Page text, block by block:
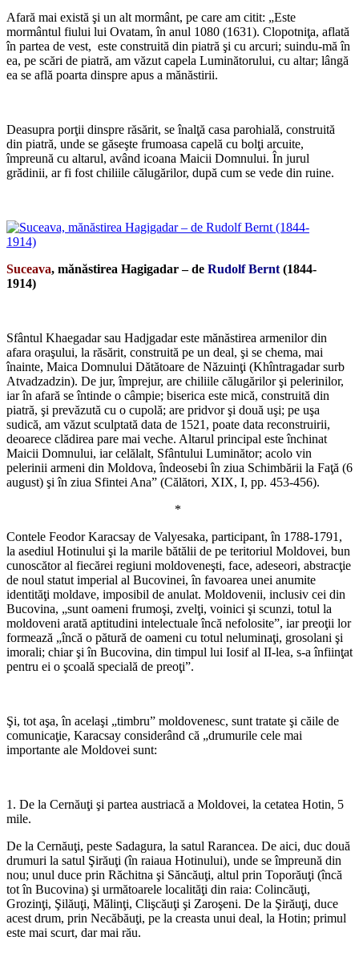
Afară mai există şi un alt mormânt, pe care am citit: „Este
mormântul fiului lui Ovatam, în anul 1080 (1631). Clopotniţa, aflată
în partea de vest, este construită din piatră şi cu arcuri; suindu-mă în
ea, pe scări de piatră, am văzut capela Luminătorului, cu altar; lângă
ea se află poarta dinspre apus a mănăstirii.
Deasupra porţii dinspre răsărit, se înalţă casa parohială, construită
din piatră, unde se găseşte frumoasa capelă cu bolţi arcuite,
împreună cu altarul, având icoana Maicii Domnului. În jurul
grădinii, ar fi fost chiliile călugărilor, după cum se vede din ruine.
Suceava, mănăstirea Hagigadar – de Rudolf Bernt (1844-
1914)
Sfântul Khaegadar sau Hadjgadar este mănăstirea armenilor din
afara oraşului, la răsărit, construită pe un deal, şi se chema, mai
înainte, Maica Domnului Dătătoare de Năzuinţi (Khîntragadar surb
Atvadzadzin). De jur, împrejur, are chiliile călugărilor şi pelerinilor,
iar în afară se întinde o câmpie; biserica este mică, construită din
piatră, şi prevăzută cu o cupolă; are pridvor şi două uşi; pe uşa
sudică, am văzut sculptată data de 1521, poate data reconstruirii,
deoarece clădirea pare mai veche. Altarul principal este închinat
Maicii Domnului, iar celălalt, Sfântului Luminător; acolo vin
pelerinii armeni din Moldova, îndeosebi în ziua Schimbării la Faţă (6
august) şi în ziua Sfintei Ana” (Călători, XIX, I, pp. 453-456).
*
Contele Feodor Karacsay de Valyesaka, participant, în 1788-1791,
la asediul Hotinului şi la marile bătălii de pe teritoriul Moldovei, bun
cunoscător al fiecărei regiuni moldoveneşti, face, adeseori, abstracţie
de noul statut imperial al Bucovinei, în favoarea unei anumite
identităţi moldave, imposibil de anulat. Moldovenii, inclusiv cei din
Bucovina, „sunt oameni frumoşi, zvelţi, voinici şi scunzi, totul la
moldoveni arată aptitudini intelectuale încă nefolosite”, iar preoţii lor
formează „încă o pătură de oameni cu totul neluminaţi, grosolani şi
imorali; chiar şi în Bucovina, din timpul lui Iosif al II-lea, s-a înfiinţat
pentru ei o şcoală specială de preoţi”.
Şi, tot aşa, în acelaşi „timbru” moldovenesc, sunt tratate şi căile de
comunicaţie, Karacsay considerând că „drumurile cele mai
importante ale Moldovei sunt:
1. De la Cernăuţi şi partea austriacă a Moldovei, la cetatea Hotin, 5
mile.
De la Cernăuţi, peste Sadagura, la satul Rarancea. De aici, duc două
drumuri la satul Şirăuţi (în raiaua Hotinului), unde se împreună din
nou; unul duce prin Răchitna şi Săncăuţi, altul prin Toporăuţi (încă
tot în Bucovina) şi următoarele localităţi din raia: Colincăuţi,
Grozinţi, Şilăuţi, Mălinţi, Clişcăuţi şi Zaroşeni. De la Şirăuţi, duce
acest drum, prin Necăbăuţi, pe la creasta unui deal, la Hotin; primul
este mai scurt, dar mai rău.